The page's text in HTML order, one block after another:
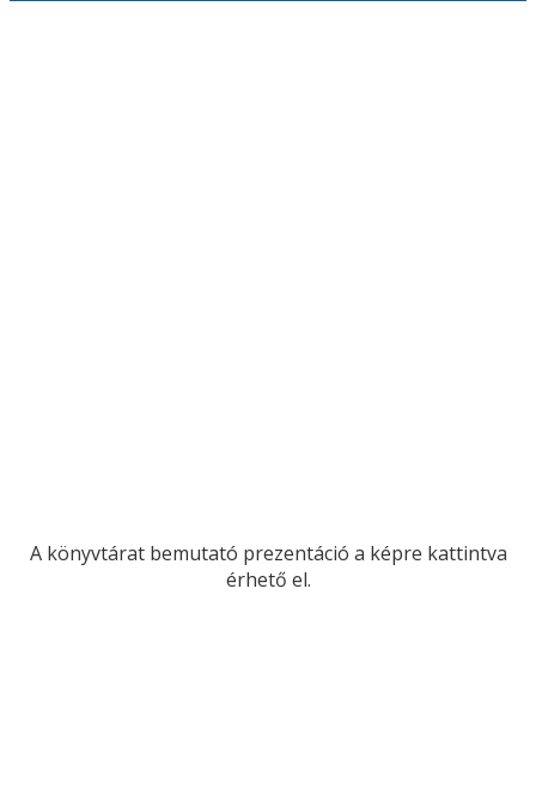
A könyvtárat bemutató prezentáció a képre kattintva
érhető el.